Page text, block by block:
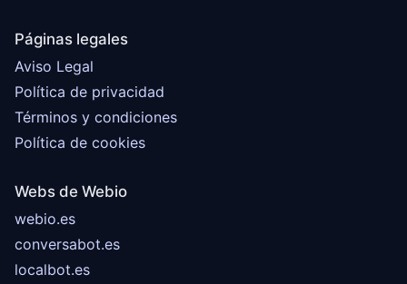
Páginas legales
Aviso Legal
Política de privacidad
Términos y condiciones
Política de cookies
Webs de Webio
webio.es
conversabot.es
localbot.es